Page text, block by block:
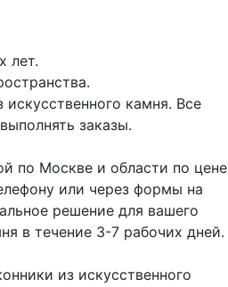
лет.
камня. Все
заказы.
по Москве и области по цене
или через формы на
решение для вашего
в течение 3-7 рабочих дней.
из искусственного